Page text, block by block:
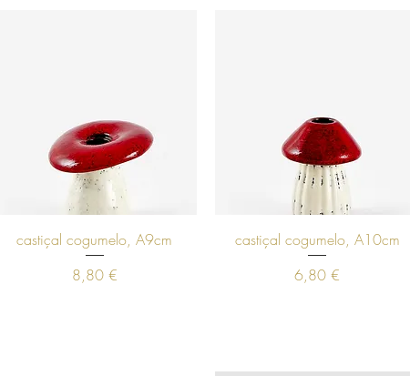
Visualização rápida
castiçal cogumelo, A9cm
Preço
8,80 €
Visualização rápida
castiçal cogumelo, A10cm
Preço
6,80 €